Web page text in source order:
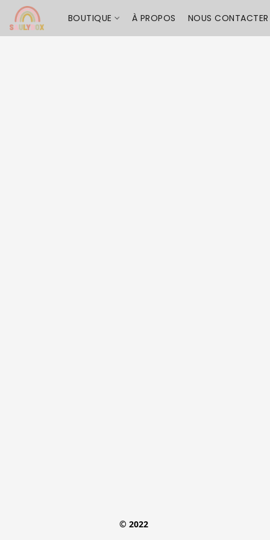
BOUTIQUE À PROPOS NOUS CONTACTER
© 2022